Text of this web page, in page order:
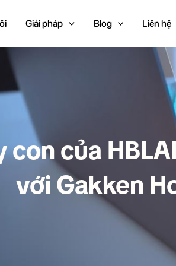
Giải pháp Blog Liên hệ
của
với Gakken